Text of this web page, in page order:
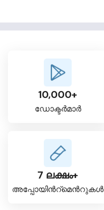
10,000+
ഡോക്ടർമാർ
7 ലക്ഷം+
അപ്പോയിന്‍റ്മെന്‍റുകൾ